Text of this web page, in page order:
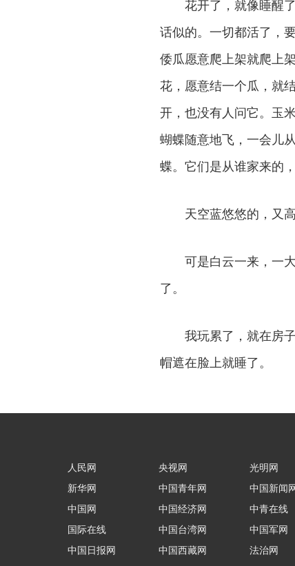
花开了，就像睡醒
话似的。一切都活了，
倭瓜愿意爬上架就爬上
花，愿意结一个瓜，就
开，也没有人问它。玉
蝴蝶随意地飞，一会儿
蝶。它们是从谁家来的
天空蓝悠悠的，又高
可是白云一来，一
了。
我玩累了，就在房
帽遮在脸上就睡了。
人民网
新华网
中国网
国际在线
中国日报网
央视网
中国青年网
中国经济网
中国台湾网
中国西藏网
光明网
中国新闻
中青在线
中国军网
法治网